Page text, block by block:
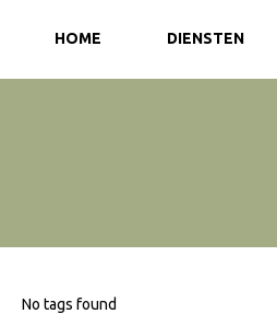
HOME DIENSTEN
No tags found